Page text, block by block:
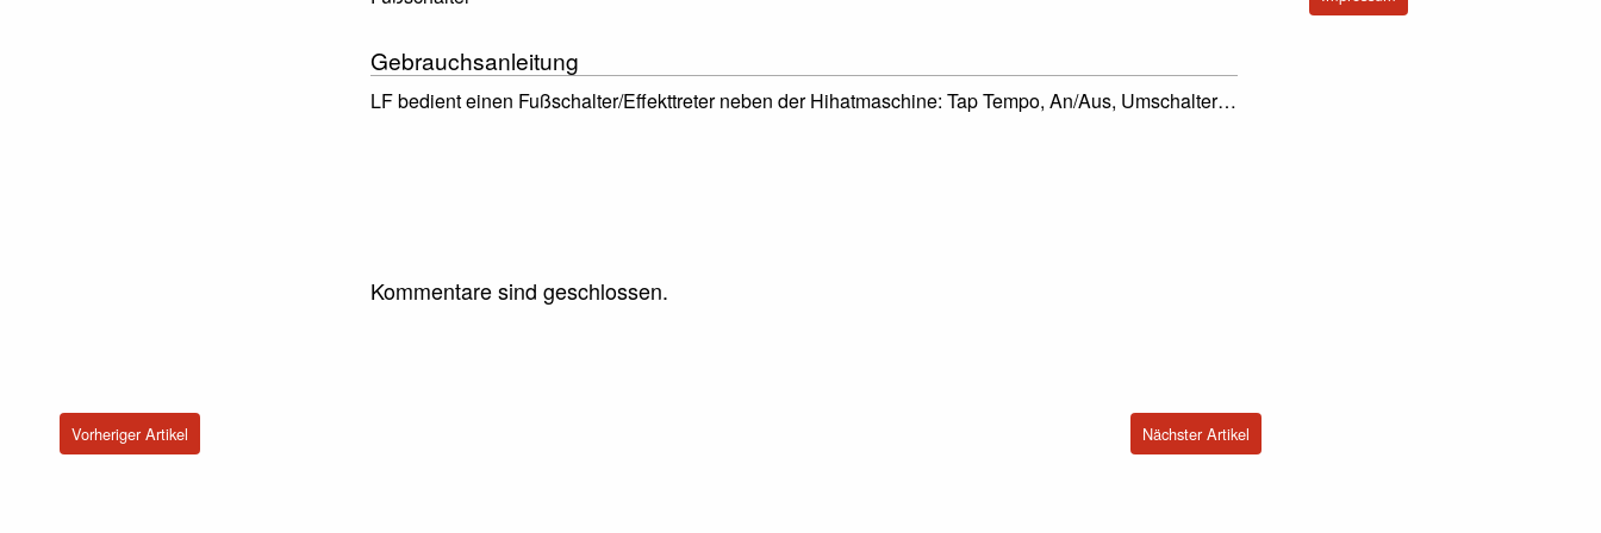
Gebrauchsanleitung
LF bedient einen Fußschalter/Effekttreter neben der Hihatmaschine: Tap Tempo, An/Aus, Umschalter…
Kommentare sind geschlossen.
Nächster Artikel
Vorheriger Artikel